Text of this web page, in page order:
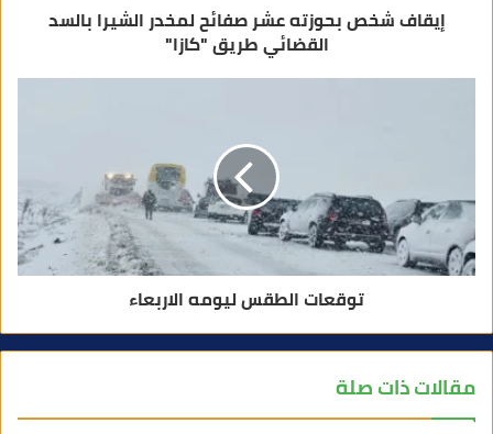
إيقاف شخص بحوزته عشر صفائح لمخدر الشيرا بالسد
القضائي طريق "كازا"
توقعات الطقس ليومه الاربعاء
مقالات ذات صلة